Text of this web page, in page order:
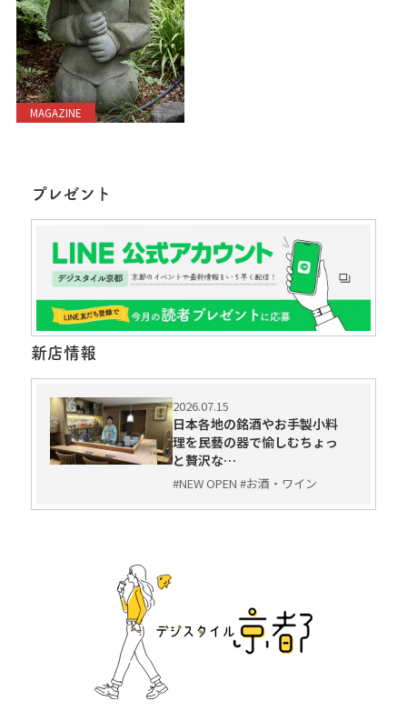
MAGAZINE
プレゼント
新店情報
2026.07.15
日本各地の銘酒やお手製小料
理を民藝の器で愉しむちょっ
と贅沢な…
#NEW OPEN #お酒・ワイン